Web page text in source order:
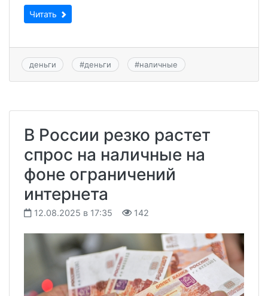
Читать
деньги #деньги #наличные
В России резко растет
спрос на наличные на
фоне ограничений
интернета
12.08.2025 в 17:35 142